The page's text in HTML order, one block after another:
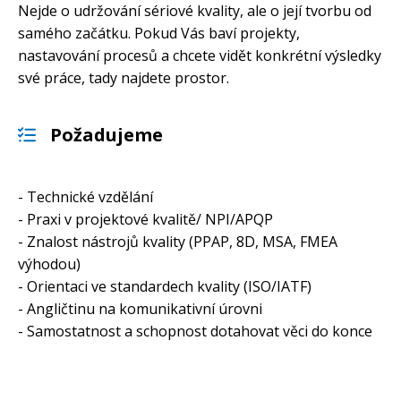
Nejde o udržování sériové kvality, ale o její tvorbu od
samého začátku. Pokud Vás baví projekty,
nastavování procesů a chcete vidět konkrétní výsledky
své práce, tady najdete prostor.
Požadujeme
- Technické vzdělání
- Praxi v projektové kvalitě/ NPI/APQP
- Znalost nástrojů kvality (PPAP, 8D, MSA, FMEA
výhodou)
- Orientaci ve standardech kvality (ISO/IATF)
- Angličtinu na komunikativní úrovni
- Samostatnost a schopnost dotahovat věci do konce